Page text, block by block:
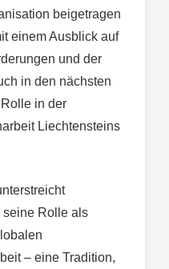
beigetragen
einem Ausblick auf
und der
in den nächsten
in der
Liechtensteins
seine Rolle als
– eine Tradition,